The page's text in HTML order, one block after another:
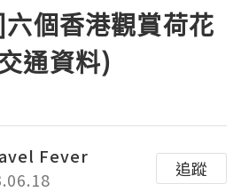
個香港觀賞荷花
通資料)
Fever
追蹤